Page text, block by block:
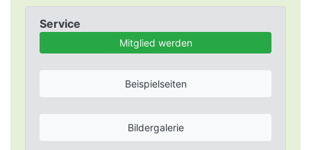
Service
Mitglied werden
Beispielseiten
Bildergalerie